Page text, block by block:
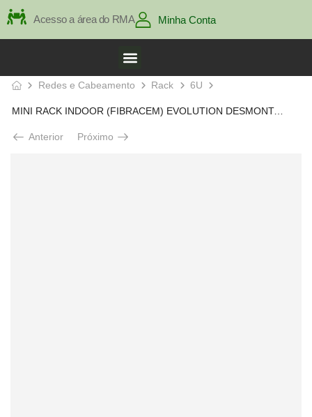
Acesso a área do RMA Minha Conta
Redes e Cabeamento Rack 6U
MINI RACK INDOOR (FIBRACEM) EVOLUTION DESMONTAVEL 6U 19POL
Anterior Próximo